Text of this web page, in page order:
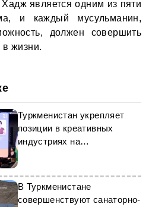
является одним из пяти
и каждый мусульманин,
должен совершить
в жизни.
Туркменистан укрепляет
позиции в креативных
индустриях на
региональном форуме
В Туркменистане
совершенствуют санаторно-